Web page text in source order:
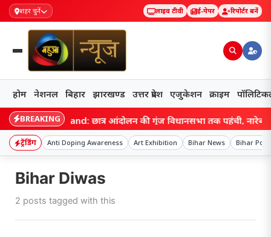
शहर चुनें लाइव टीवी ई-पेपर रिपोर्टर बनें
होम नेशनल बिहार झारखण्ड उत्तर प्रदेश एजुकेशन क्राइम
BREAKING
Jharkhand: छात्र आंदोलन की गूंज विधानसभा तक पहुंची,
ट्रेंडिंग Anti Doping Awareness Art Exhibition Bihar News Bihar
Bihar Diwas
2 posts tagged with this